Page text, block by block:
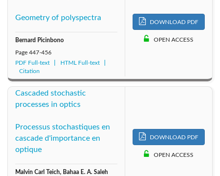
2014: Vol. 31 2013: Vol. 30 2012: Vol. 29
2008: Vol. 25
2005: Vol. 22
1999: Vol. 16 1998: Vol. 15
Geometry of polyspectra
Bernard Picinbono
Page 447-456
PDF Full-text
HTML Full-text
Citation
DOWNLOAD PDF
OPEN ACCESS
Cascaded stochastic
processes in optics
Processus stochastiques en
cascade d'importance en
optique
Malvin Carl Teich, Bahaa E. A. Saleh
DOWNLOAD PDF
OPEN ACCESS